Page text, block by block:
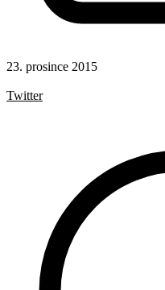
23. prosince 2015
Twitter